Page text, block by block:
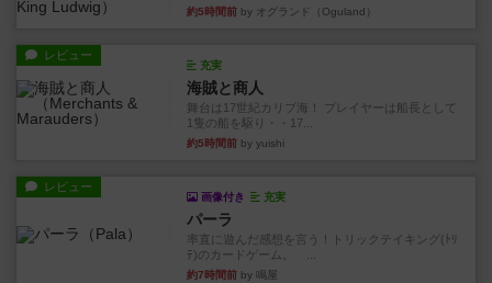
約5時間前 by オグランド（Oguland）
レビュー
充実
海賊と商人
舞台は17世紀カリブ海！ プレイヤーは船長として
1隻の船を駆り・・17...
約5時間前 by yuishi
レビュー
画像付き 充実
パーラ
率直に遊んだ感想を言う！トリックテイキング(ﾄﾘ
ﾃ)のカードゲーム。 ...
約7時間前 by 鳴屋